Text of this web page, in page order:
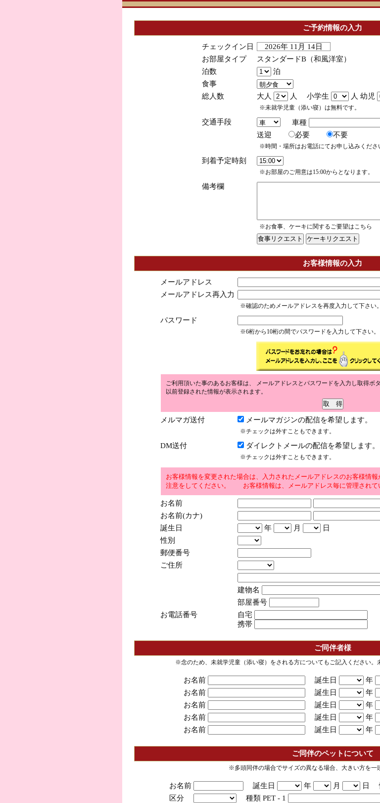
ご予約情報の入力
チェックイン日
2026年 11月 14日
お部屋タイプ
スタンダードB（和風洋室）
泊数
泊
食事
総人数
大人 人 小学生 人 幼児
※未就学児童（添い寝）は無料です。
交通手段
車種
送迎
必要 不要
※時間・場所はお電話にてお申し込みくださ
到着予定時刻
※お部屋のご用意は15:00からとなります。
備考欄
※お食事、ケーキに関するご要望はこちら
お客様情報の入力
メールアドレス
メールアドレス再入力
※確認のためメールアドレスを再度入力して下さい。
パスワード
※6桁から10桁の間でパスワードを入力して下さい。
ご利用頂いた事のあるお客様は、 メールアドレスとパスワードを入力し取得ボタ
以前登録された情報が表示されます。
メルマガ送付 メールマガジンの配信を希望します。
※チェックは外すこともできます。
DM送付 ダイレクトメールの配信を希望します。
※チェックは外すこともできます。
お客様情報を変更された場合は、入力されたメールアドレスのお客様情報
注意をしてください。 お客様情報は、メールアドレス毎に管理されて
お名前
お名前(カナ)
誕生日
年 月
日
性別
郵便番号
ご住所
建物名
部屋番号
お電話番号
自宅
携帯
ご同伴者様
※念のため、未就学児童（添い寝）をされる方についてもご記入ください。
お名前 誕生日 年
お名前
誕生日 年
お名前
誕生日 年
お名前
誕生日 年
お名前
誕生日 年
ご同伴のペットについて
※多頭同伴の場合でサイズの異なる場合、大きい方を一
お名前 誕生日 年 月
日
区分
種類 PET - 1